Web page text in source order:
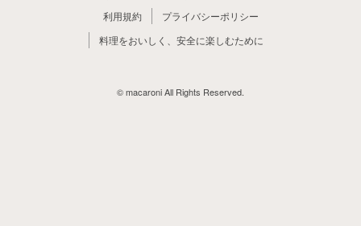
利用規約
プライバシーポリシー
料理をおいしく、安全に楽しむために
© macaroni All Rights Reserved.